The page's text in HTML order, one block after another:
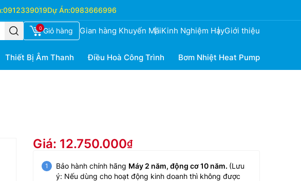
0912339019Dự Án:0983666996
0 Giỏ hàng Gian hàng Khuyến MãiKinh Nghiệm HayGiới thiệu
Thiết Bị Âm Thanh Điều Hoà Công Trình Bơm Nhiệt Heat Pump
Giá: 12.750.000
Bảo hành chính hãng Máy 2 năm, động cơ 10 năm. (Lưu
ý: Nếu dùng cho hoạt động kinh doanh thì không được